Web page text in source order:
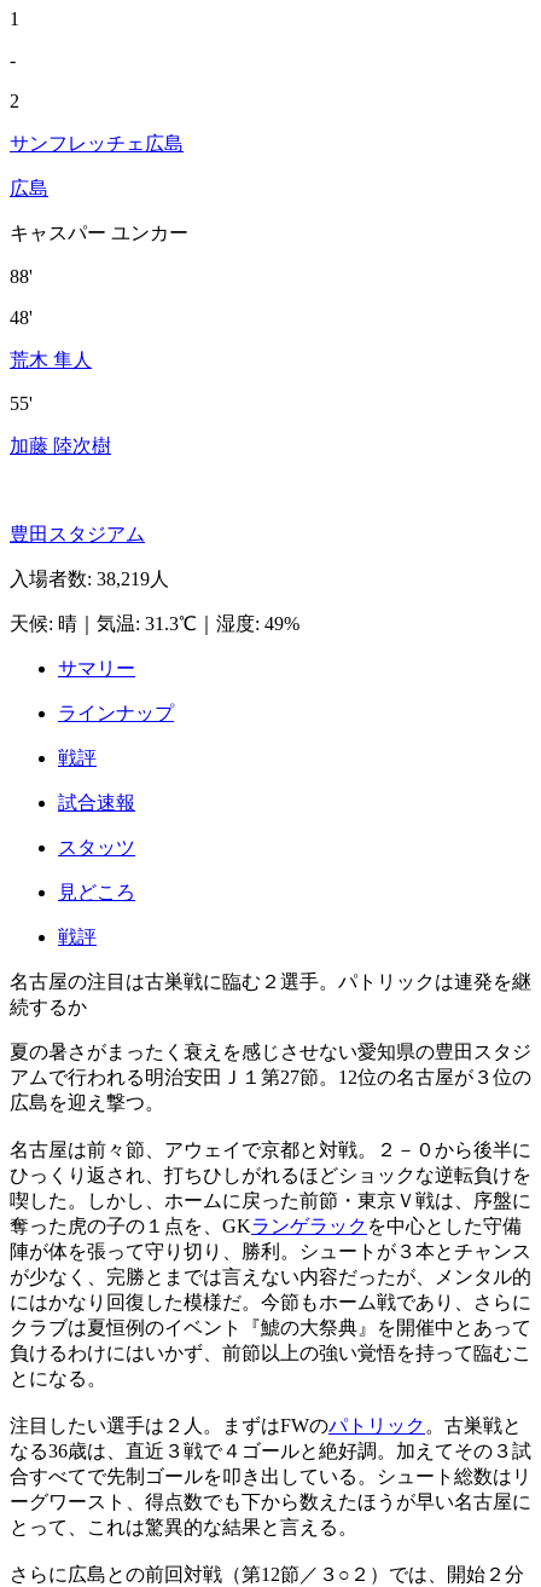
1
-
2
サンフレッチェ広島
広島
キャスパー ユンカー
88'
48'
荒木 隼人
55'
加藤 陸次樹
豊田スタジアム
入場者数: 38,219人
天候: 晴 気温: 31.3℃ 湿度: 49%
サマリー
ラインナップ
戦評
試合速報
スタッツ
見どころ
戦評
名古屋の注目は古巣戦に臨む２選手。パトリックは連発を継
続するか
夏の暑さがまったく衰えを感じさせない愛知県の豊田スタジ
アムで行われる明治安田Ｊ１第27節。12位の名古屋が３位の
広島を迎え撃つ。
名古屋は前々節、アウェイで京都と対戦。２－０から後半に
ひっくり返され、打ちひしがれるほどショックな逆転負けを
喫した。しかし、ホームに戻った前節・東京Ｖ戦は、序盤に
奪った虎の子の１点を、GKランゲラック を中心とした守備
陣が体を張って守り切り、勝利。シュートが３本とチャンス
が少なく、完勝とまでは言えない内容だったが、メンタル的
にはかなり回復した模様だ。今節もホーム戦であり、さらに
クラブは夏恒例のイベント『鯱の大祭典』を開催中とあって
負けるわけにはいかず、前節以上の強い覚悟を持って臨むこ
とになる。
注目したい選手は２人。まずはFWのパトリック 。古巣戦と
なる36歳は、直近３戦で４ゴールと絶好調。加えてその３試
合すべてで先制ゴールを叩き出している。シュート総数はリ
ーグワースト、得点数でも下から数えたほうが早い名古屋に
とって、これは驚異的な結果と言える。
さらに広島との前回対戦（第12節／３○２）では、開始２分